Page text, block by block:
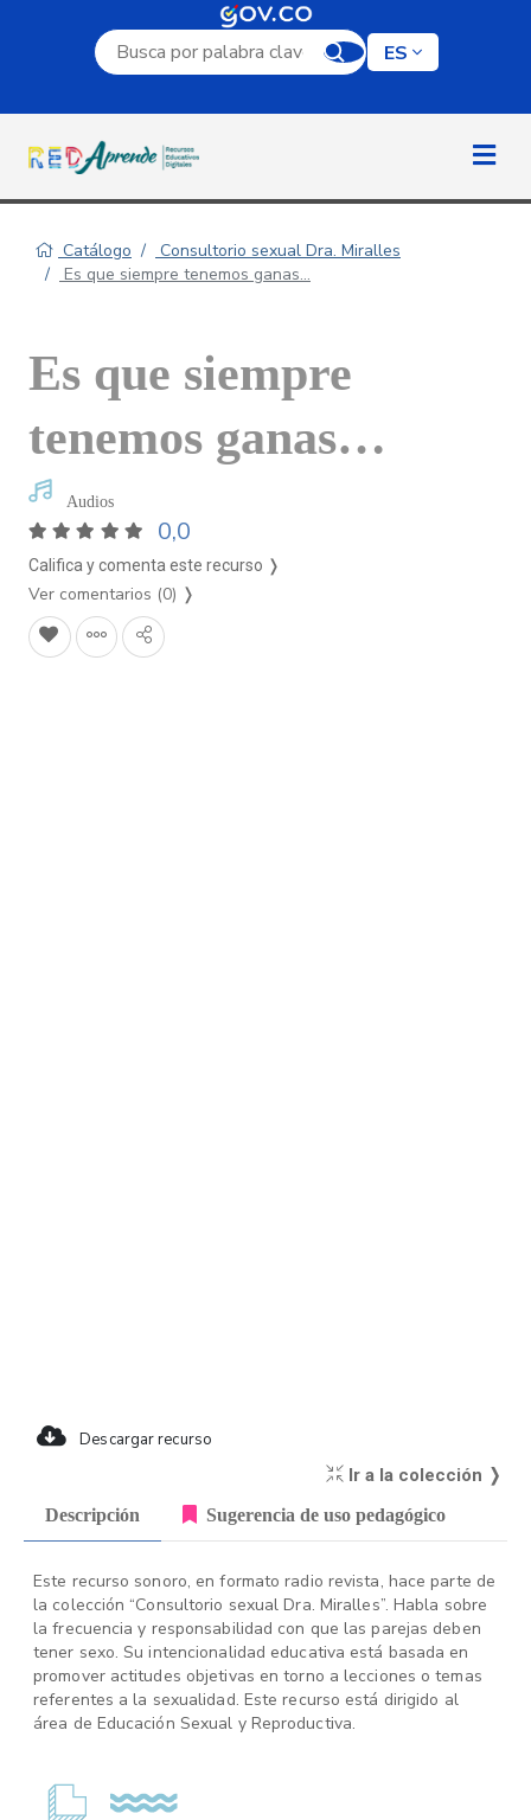
Campo de búsqueda por palabra clave
ES
Catálogo
Consultorio sexual Dra. Miralles
Es que siempre tenemos ganas…
Es que siempre
tenemos ganas…
Audios
0,0
Califica y comenta este recurso ❭
Ver comentarios (0) ❭
Descargar recurso
Ir a la colección ❭
Descripción Sugerencia de uso pedagógico
Este recurso sonoro, en formato radio revista, hace parte de
la colección “Consultorio sexual Dra. Miralles”. Habla sobre
la frecuencia y responsabilidad con que las parejas deben
tener sexo. Su intencionalidad educativa está basada en
promover actitudes objetivas en torno a lecciones o temas
referentes a la sexualidad. Este recurso está dirigido al
área de Educación Sexual y Reproductiva.